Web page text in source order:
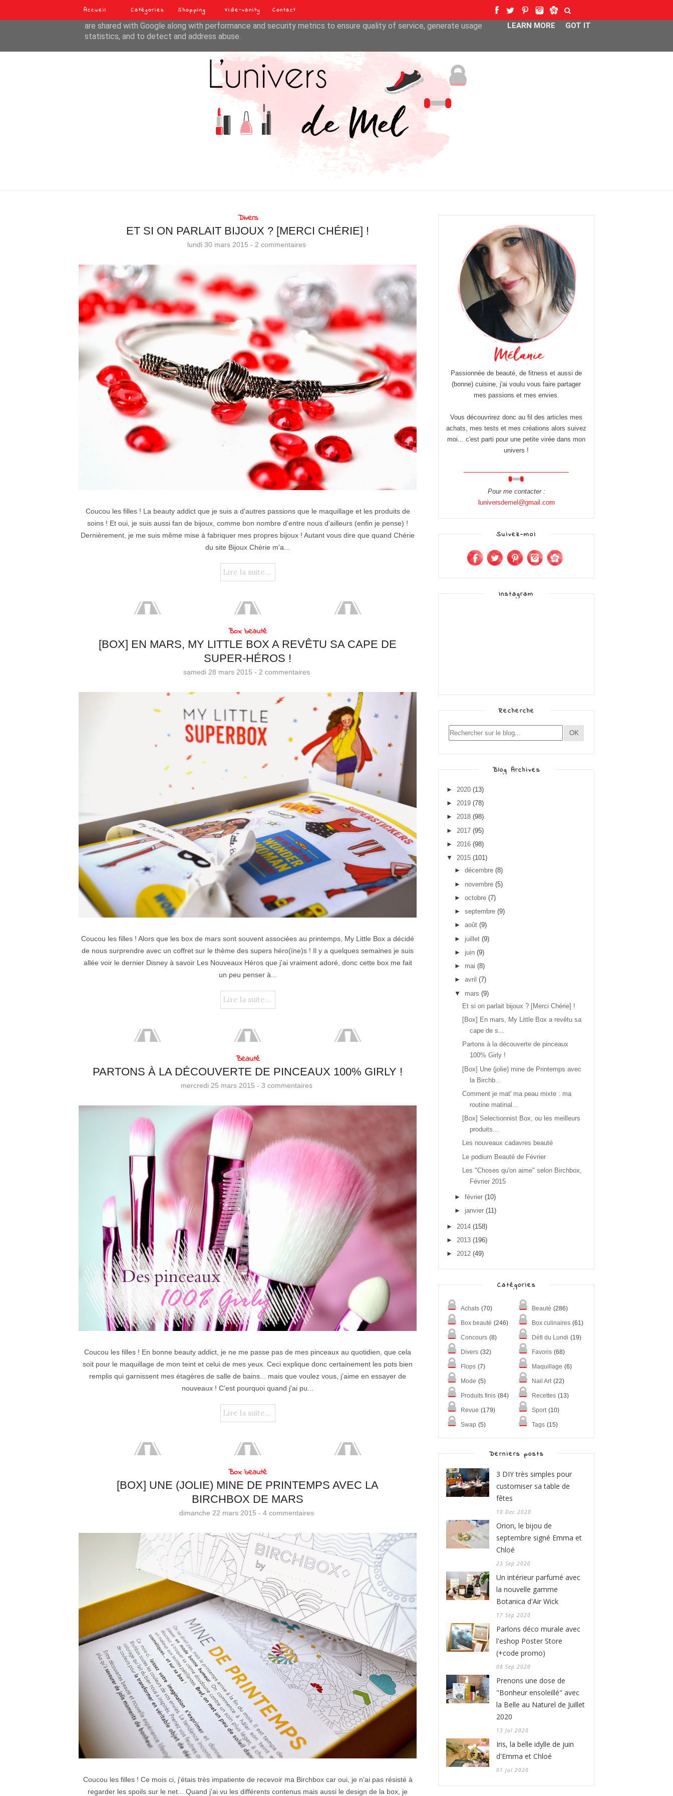
Accueil Catégories Shopping Vide-vanity Contact
Divers
ET SI ON PARLAIT BIJOUX ? [MERCI CHÉRIE] !
lundi 30 mars 2015 - 2 commentaires
Coucou les filles ! La beauty addict que je suis a d'autres passions que le maquillage et les produits de
soins ! Et oui, je suis aussi fan de bijoux, comme bon nombre d'entre nous d'ailleurs (enfin je pense) !
Dernièrement, je me suis même mise à fabriquer mes propres bijoux ! Autant vous dire que quand Chérie
du site Bijoux Chérie m'a...
Lire la suite...
Box beauté
[BOX] EN MARS, MY LITTLE BOX A REVÊTU SA CAPE DE
SUPER-HÉROS !
samedi 28 mars 2015 - 2 commentaires
Coucou les filles ! Alors que les box de mars sont souvent associées au printemps, My Little Box a décidé
de nous surprendre avec un coffret sur le thème des supers héro(ïne)s ! Il y a quelques semaines je suis
allée voir le dernier Disney à savoir Les Nouveaux Héros que j'ai vraiment adoré, donc cette box me fait
un peu penser à...
Lire la suite...
Beauté
PARTONS À LA DÉCOUVERTE DE PINCEAUX 100% GIRLY !
mercredi 25 mars 2015 - 3 commentaires
Coucou les filles ! En bonne beauty addict, je ne me passe pas de mes pinceaux au quotidien, que cela
soit pour le maquillage de mon teint et celui de mes yeux. Ceci explique donc certainement les pots bien
remplis qui garnissent mes étagères de salle de bains... mais que voulez vous, j'aime en essayer de
nouveaux ! C'est pourquoi quand j'ai pu...
Lire la suite...
Box beauté
[BOX] UNE (JOLIE) MINE DE PRINTEMPS AVEC LA
BIRCHBOX DE MARS
dimanche 22 mars 2015 - 4 commentaires
Coucou les filles ! Ce mois ci, j'étais très impatiente de recevoir ma Birchbox car oui, je n'ai pas résisté à
regarder les spoils sur le net... Quand j'ai vu les différents contenus mais aussi le design de la box, je
Passionnée de beauté, de fitness et aussi de
(bonne) cuisine, j'ai voulu vous faire partager
mes passions et mes envies.
Vous découvrirez donc au fil des articles mes
achats, mes tests et mes créations alors suivez
moi... c'est parti pour une petite virée dans mon
univers !
Pour me contacter :
luniversdemel@gmail.com
Suivez-moi
Instagram
Recherche
Blog Archives
► 2020 (13)
► 2019 (78)
► 2018 (98)
► 2017 (95)
► 2016 (98)
▼
2015 (101)
► décembre (8)
► novembre (5)
► octobre (7)
► septembre (9)
► août (9)
► juillet (9)
► juin (9)
► mai (8)
► avril (7)
▼
mars (9)
Et si on parlait bijoux ? [Merci Chérie] !
[Box] En mars, My Little Box a revêtu sa
cape de s...
Partons à la découverte de pinceaux
100% Girly !
[Box] Une (jolie) mine de Printemps avec
la Birchb...
Comment je mat' ma peau mixte : ma
routine matinal...
[Box] Selectionnist Box, ou les meilleurs
produits...
Les nouveaux cadavres beauté
Le podium Beauté de Février
Les "Choses qu'on aime" selon Birchbox,
Février 2015
► février (10)
► janvier (11)
► 2014 (158)
► 2013 (196)
► 2012 (49)
Catégories
Achats (70) Beauté (286)
Box beauté (246) Box culinaires (61)
Concours (8) Défi du Lundi (19)
Divers (32) Favoris (68)
Flops (7) Maquillage (6)
Mode (5) Nail Art (22)
Produits finis (84) Recettes (13)
Revue (179) Sport (10)
Swap (5) Tags (15)
Derniers posts
3 DIY très simples pour
customiser sa table de
fêtes
10 Dec 2020
Orion, le bijou de
septembre signé Emma et
Chloé
23 Sep 2020
Un intérieur parfumé avec
la nouvelle gamme
Botanica d'Air Wick
17 Sep 2020
Parlons déco murale avec
l'eshop Poster Store
(+code promo)
08 Sep 2020
Prenons une dose de
"Bonheur ensoleillé" avec
la Belle au Naturel de Juillet
2020
13 Jul 2020
Iris, la belle idylle de juin
d'Emma et Chloé
01 Jul 2020
This site uses cookies from Google to deliver its services and to analyze traffic. Your IP address and user-agent
are shared with Google along with performance and security metrics to ensure quality of service, generate usage
statistics, and to detect and address abuse.
LEARN MORE GOT IT